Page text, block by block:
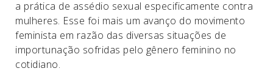
a prática de assédio sexual especificamente contra
mulheres. Esse foi mais um avanço do movimento
feminista em razão das diversas situações de
importunação sofridas pelo gênero feminino no
cotidiano.